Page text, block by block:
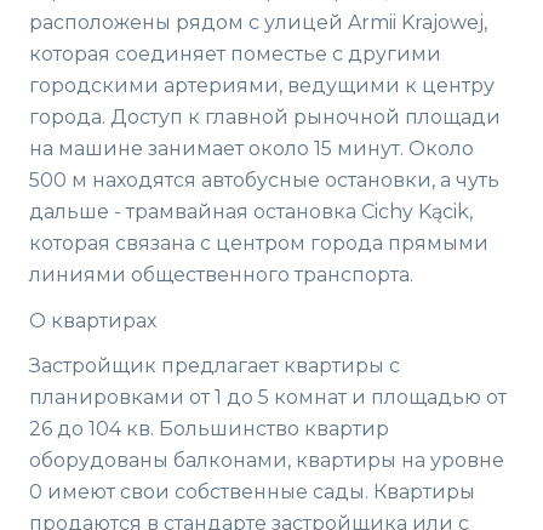
расположены рядом с улицей Armii Krajowej,
которая соединяет поместье с другими
городскими артериями, ведущими к центру
города. Доступ к главной рыночной площади
на машине занимает около 15 минут. Около
500 м находятся автобусные остановки, а чуть
дальше - трамвайная остановка Cichy Kącik,
которая связана с центром города прямыми
линиями общественного транспорта.
О квартирах
Застройщик предлагает квартиры с
планировками от 1 до 5 комнат и площадью от
26 до 104 кв. Большинство квартир
оборудованы балконами, квартиры на уровне
0 имеют свои собственные сады. Квартиры
продаются в стандарте застройщика или с